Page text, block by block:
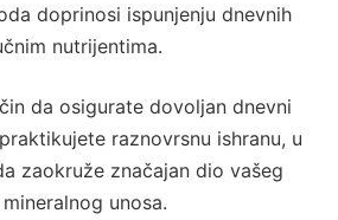
doprinosi ispunjenju dnevnih
nutrijentima.
da osigurate dovoljan dnevni
raznovrsnu ishranu, u
zaokruže značajan dio vašeg
unosa.